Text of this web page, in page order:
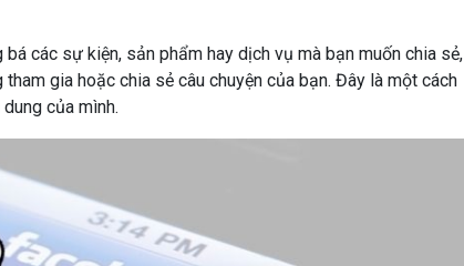
các sự kiện, sản phẩm hay dịch vụ mà bạn muốn chia sẻ,
gia hoặc chia sẻ câu chuyện của bạn. Đây là một cách
của mình.